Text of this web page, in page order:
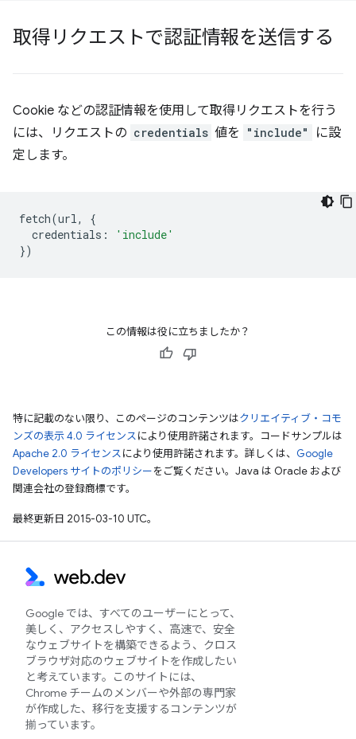
取得リクエストで認証情報を送信する
Cookie などの認証情報を使用して取得リクエストを行う
には、リクエストの credentials 値を "include"
に設
定します。
fetch(url,
{
credentials :
'include'
})
この情報は役に立ちましたか？
特に記載のない限り、このページのコンテンツはクリエイティブ・コモ
ンズの表示 4.0 ライセンスにより使用許諾されます。コードサンプルは
Apache 2.0 ライセンスにより使用許諾されます。詳しくは、 Google
Developers サイトのポリシーをご覧ください。Java は Oracle および
関連会社の登録商標です。
最終更新日 2015-03-10 UTC。
Google では、すべてのユーザーにとって、
美しく、アクセスしやすく、高速で、安全
なウェブサイトを構築できるよう、クロス
ブラウザ対応のウェブサイトを作成したい
と考えています。このサイトには、
Chrome チームのメンバーや外部の専門家
が作成した、移行を支援するコンテンツが
揃っています。